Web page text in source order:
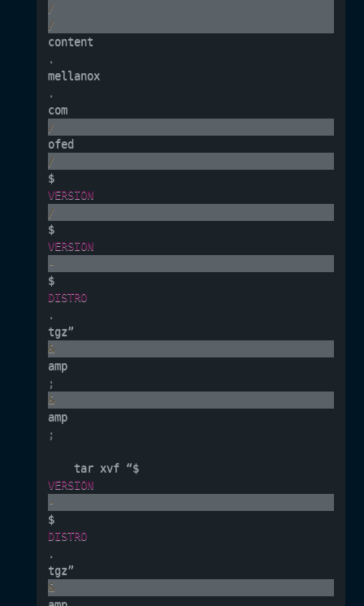
/
/
content
.
mellanox
.
com
/
ofed
/
$
VERSION
/
$
VERSION
-
$
DISTRO
.
tgz”
&
amp
;
&
amp
;
    tar xvf “$
VERSION
-
$
DISTRO
.
tgz”
&